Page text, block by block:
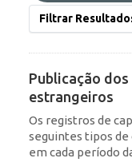
Filtrar
Publicação
estrangeiros
Os registros de
seguintes tipos de
em cada período